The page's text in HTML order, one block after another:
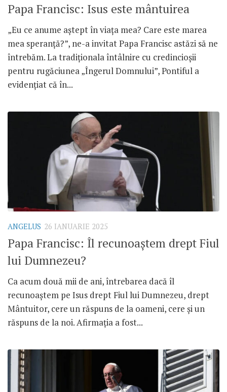
Papa Francisc: Isus este mântuirea
„Eu ce anume aștept în viața mea? Care este marea
mea speranță?”, ne-a invitat Papa Francisc astăzi să ne
întrebăm. La tradiționala întâlnire cu credincioșii
pentru rugăciunea „Îngerul Domnului”, Pontiful a
evidențiat că în...
ANGELUS 26 IANUARIE 2025
Papa Francisc: Îl recunoaștem drept Fiul
lui Dumnezeu?
Ca acum două mii de ani, întrebarea dacă îl
recunoaștem pe Isus drept Fiul lui Dumnezeu, drept
Mântuitor, cere un răspuns de la oameni, cere și un
răspuns de la noi. Afirmația a fost...